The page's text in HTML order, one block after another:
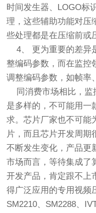
时间发生器、LOGO标
理，这些辅助功能对压
些处理都是在压缩前或
4、 更为重要的差异
整编码参数，而在监控
调整编码参数，如帧率
同消费市场相比，监
是多样的，不可能用一
求。芯片厂家也不可能
片，而且芯片开发周期
不断发生变化，产品更
市场而言，等待集成了
开发产品，肯定跟不上
得广泛应用的专用视频
SM2210、SM2288、